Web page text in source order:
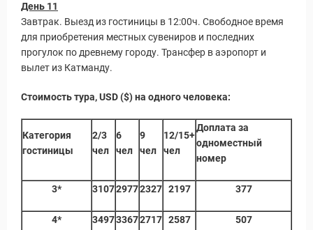
День 11
Завтрак. Выезд из гостиницы в 12:00ч. Свободное время
для приобретения местных сувениров и последних
прогулок по древнему городу. Трансфер в аэропорт и
вылет из Катманду.
Стоимость тура, USD ($)на одного человека:
Категория
гостиницы
2/3
чел
6
чел
9
чел
12/15+
чел
Доплата за
одноместный
номер
3* 310729772327 2197 377
4* 349733672717 2587 507